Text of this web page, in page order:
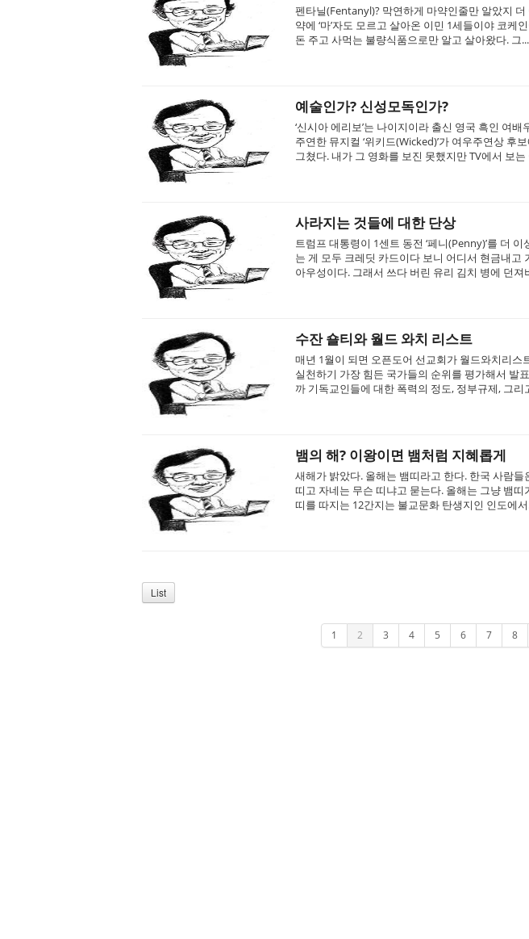
펜타닐(Fentanyl)? 막연하게 마약인줄만 알았지
약에 ‘마’자도 모르고 살아온 이민 1세들이야 코
돈 주고 사먹는 불량식품으로만 알고 살아왔다. 그...
예술인가? 신성모독인가?
‘신시아 에리보’는 나이지이라 출신 영국 흑인 여
주연한 뮤지컬 ‘위키드(Wicked)’가 여우주연상 후
그쳤다. 내가 그 영화를 보진 못했지만 TV에서 보는
사라지는 것들에 대한 단상
트럼프 대통령이 1센트 동전 ‘페니(Penny)’를 더
는 게 모두 크레딧 카드이다 보니 어디서 현금내
아우성이다. 그래서 쓰다 버린 유리 김치 병에 던져
수잔 숄티와 월드 와치 리스트
매년 1월이 되면 오픈도어 선교회가 월드와치리
실천하기 가장 힘든 국가들의 순위를 평가해서 발
까 기독교인들에 대한 폭력의 정도, 정부규제, 그리
뱀의 해? 이왕이면 뱀처럼 지혜롭게
새해가 밝았다. 올해는 뱀띠라고 한다. 한국 사람
띠고 자네는 무슨 띠냐고 묻는다. 올해는 그냥 뱀띠
띠를 따지는 12간지는 불교문화 탄생지인 인도에서
List
1 2 3 4 5 6 7 8